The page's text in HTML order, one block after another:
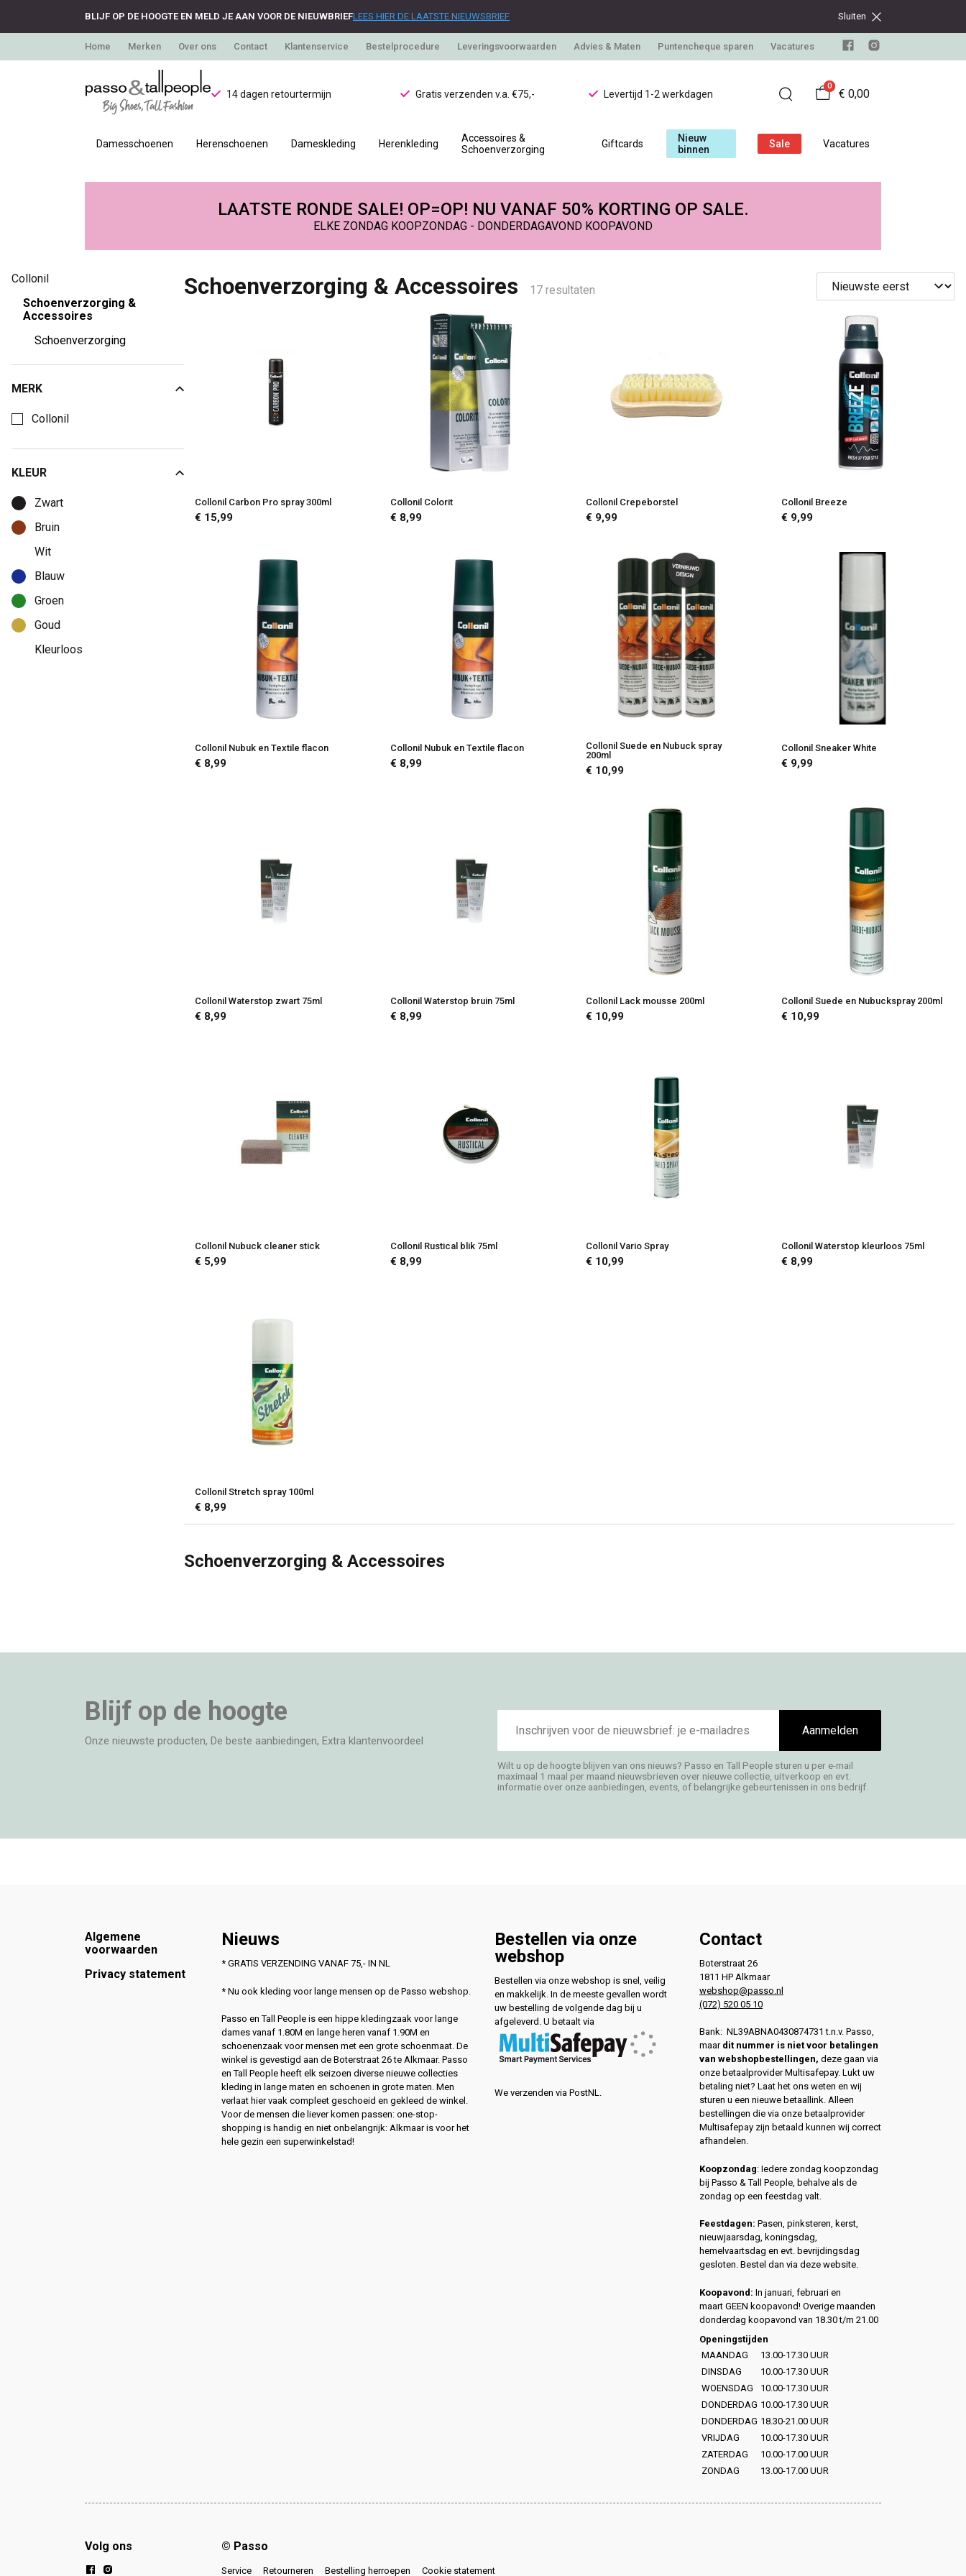
BLIJF OP DE HOOGTE EN MELD JE AAN VOOR DE NIEUWBRIEFLEES HIER DE LAATSTE NIEUWSBRIEF Sluiten
Home Merken Over ons Contact Klantenservice Bestelprocedure Leveringsvoorwaarden Advies & Maten Puntencheque sparen Vacatures
14 dagen retourtermijn Gratis verzenden v.a. €75,- Levertijd 1-2 werkdagen
0
€ 0,00
Damesschoenen Herenschoenen Dameskleding Herenkleding
Accessoires &
Schoenverzorging
Giftcards
Nieuw
binnen
Sale Vacatures
Schoenverzorging
Accessoires
-
Passo
LAATSTE RONDE SALE! OP=OP! NU VANAF 50% KORTING OP SALE.
ELKE ZONDAG KOOPZONDAG - DONDERDAGAVOND KOOPAVOND
Collonil
Schoenverzorging &
Accessoires
Schoenverzorging
MERK
Collonil
KLEUR
Zwart
Bruin
Wit
Blauw
Groen
Goud
Kleurloos
Schoenverzorging & Accessoires 17 resultaten
Collonil Carbon Pro spray 300ml
€ 15,99
Collonil Colorit
€ 8,99
Collonil Crepeborstel
€ 9,99
Collonil Breeze
€ 9,99
Collonil Nubuk en Textile flacon
€ 8,99
Collonil Nubuk en Textile flacon
€ 8,99
Collonil Suede en Nubuck spray
200ml
€ 10,99
Collonil Sneaker White
€ 9,99
Collonil Waterstop zwart 75ml
€ 8,99
Collonil Waterstop bruin 75ml
€ 8,99
Collonil Lack mousse 200ml
€ 10,99
Collonil Suede en Nubuckspray 200ml
€ 10,99
Collonil Nubuck cleaner stick
€ 5,99
Collonil Rustical blik 75ml
€ 8,99
Collonil Vario Spray
€ 10,99
Collonil Waterstop kleurloos 75ml
€ 8,99
Collonil Stretch spray 100ml
€ 8,99
Schoenverzorging & Accessoires
Blijf op de hoogte
Onze nieuwste producten, De beste aanbiedingen, Extra klantenvoordeel
E-
mailadres
Aanmelden
Wilt u op de hoogte blijven van ons nieuws? Passo en Tall People sturen u per e-mail
maximaal 1 maal per maand nieuwsbrieven over nieuwe collectie, uitverkoop en evt.
informatie over onze aanbiedingen, events, of belangrijke gebeurtenissen in ons bedrijf.
Footer
Algemene
voorwaarden
Privacy statement
Nieuws
* GRATIS VERZENDING VANAF 75,- IN NL
* Nu ook kleding voor lange mensen op de Passo webshop.
Passo en Tall People is een hippe kledingzaak voor lange
dames vanaf 1.80M en lange heren vanaf 1.90M en
schoenenzaak voor mensen met een grote schoenmaat. De
winkel is gevestigd aan de Boterstraat 26 te Alkmaar. Passo
en Tall People heeft elk seizoen diverse nieuwe collecties
kleding in lange maten en schoenen in grote maten. Men
verlaat hier vaak compleet geschoeid en gekleed de winkel.
Voor de mensen die liever komen passen: one-stop-
shopping is handig en niet onbelangrijk: Alkmaar is voor het
hele gezin een superwinkelstad!
Bestellen via onze
webshop
Bestellen via onze webshop is snel, veilig
en makkelijk. In de meeste gevallen wordt
uw bestelling de volgende dag bij u
afgeleverd. U betaalt via
We verzenden via PostNL.
Contact
Boterstraat 26
1811 HP Alkmaar
webshop@passo.nl
(072) 520 05 10
Bank: NL39ABNA0430874731 t.n.v. Passo,
maardit nummer is niet voor betalingen
van webshopbestellingen, deze gaan via
onze betaalprovider Multisafepay. Lukt uw
betaling niet? Laat het ons weten en wij
sturen u een nieuwe betaallink. Alleen
bestellingen die via onze betaalprovider
Multisafepay zijn betaald kunnen wij correct
afhandelen.
Koopzondag: Iedere zondag koopzondag
bij Passo & Tall People, behalve als de
zondag op een feestdag valt.
Feestdagen: Pasen, pinksteren, kerst,
nieuwjaarsdag, koningsdag,
hemelvaartsdag en evt. bevrijdingsdag
gesloten. Bestel dan via deze website.
Koopavond: In januari, februari en
maart GEEN koopavond! Overige maanden
donderdag koopavond van 18.30 t/m 21.00
Openingstijden
MAANDAG
13.00-17.30 UUR
DINSDAG
10.00-17.30 UUR
WOENSDAG
10.00-17.30 UUR
DONDERDAG 10.00-17.30 UUR
DONDERDAG 18.30-21.00 UUR
VRIJDAG
10.00-17.30 UUR
ZATERDAG
10.00-17.00 UUR
ZONDAG
13.00-17.00 UUR
Volg ons © Passo
Service Retourneren Bestelling herroepen Cookie statement